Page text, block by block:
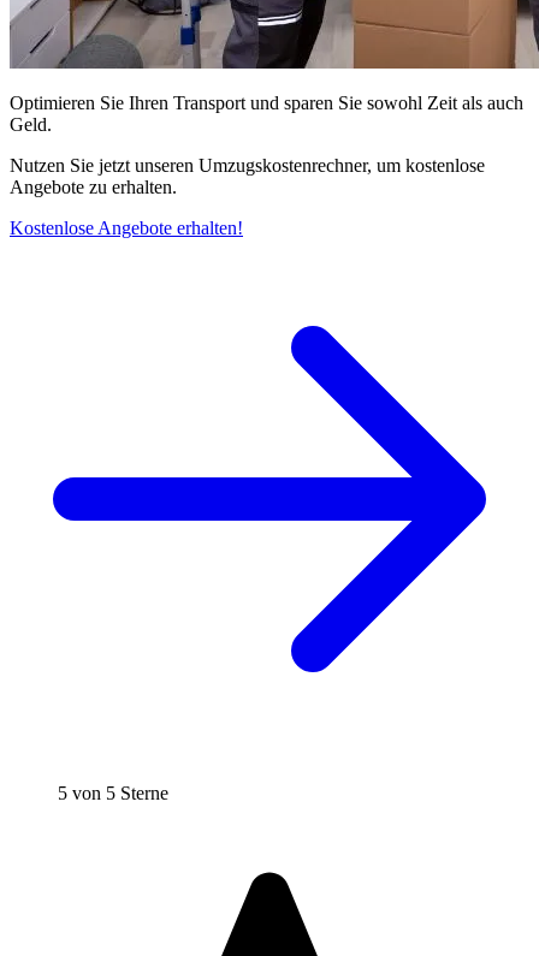
Optimieren Sie Ihren Transport und sparen Sie sowohl Zeit als auch
Geld.
Nutzen Sie jetzt unseren Umzugskostenrechner, um kostenlose
Angebote zu erhalten.
Kostenlose Angebote erhalten!
5 von 5 Sterne